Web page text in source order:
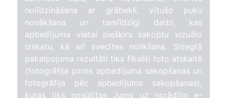
nolīdzināšana ar grābekli, vītušo puķu
novākšana un tamlīdzīgi darbi, kas
apbedījuma vietai piešķirs sakoptu vizuālo
izskatu, kā arī svecītes nolikšana. Sniegtā
pakalpojuma rezultāti tiks fiksēti foto atskaitē
(fotogrāfija pirms apbedījuma sakopšanas un
fotogrāfija pēc apbedījuma sakopšanas),
kuras tiks nosūtītas Jums uz norādīto e-